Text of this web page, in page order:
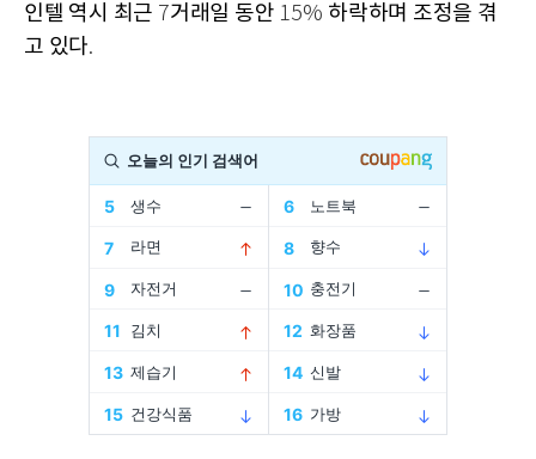
인텔 역시 최근 7거래일 동안 15% 하락하며 조정을 겪
고 있다.